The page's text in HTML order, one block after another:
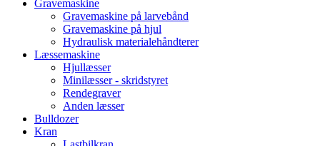
Gravemaskine
Gravemaskine på larvebånd
Gravemaskine på hjul
Hydraulisk materialehåndterer
Læssemaskine
Hjullæsser
Minilæsser - skridstyret
Rendegraver
Anden læsser
Bulldozer
Kran